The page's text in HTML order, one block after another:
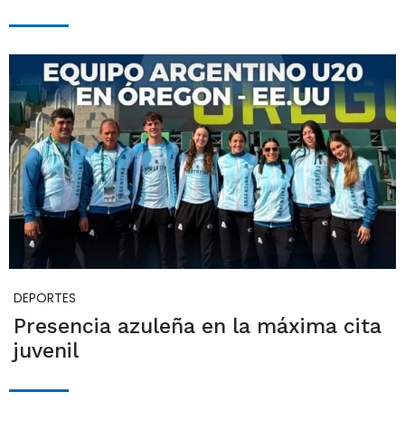
DEPORTES
Presencia azuleña en la máxima cita
juvenil